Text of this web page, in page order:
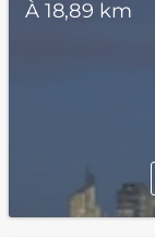
À 18,89 km